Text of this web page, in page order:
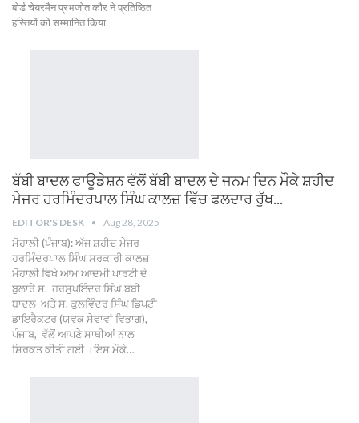
बोर्ड चेयरमैन प्रभजोत कौर ने प्रतिष्ठित
हस्तियों को सम्मानित किया
ਬੱਬੀ ਬਾਦਲ ਫਾਊਡੇਸ਼ਨ ਵੱਲੋਂ ਬੱਬੀ ਬਾਦਲ ਦੇ ਜਨਮ ਦਿਨ ਮੌਕੇ ਸ਼ਹੀਦ
ਮੇਜਰ ਹਰਮਿੰਦਰਪਾਲ ਸਿੰਘ ਕਾਲਜ਼ ਵਿੱਚ ਫਲਦਾਰ ਰੁੱਖ…
EDITOR'S DESK Aug 28, 2025
ਮੋਹਾਲੀ (ਪੰਜਾਬ): ਅੱਜ ਸ਼ਹੀਦ ਮੇਜਰ
ਹਰਮਿੰਦਰਪਾਲ ਸਿੰਘ ਸਰਕਾਰੀ ਕਾਲਜ਼
ਮੋਹਾਲੀ ਵਿਖੇ ਆਮ ਆਦਮੀ ਪਾਰਟੀ ਦੇ
ਬੁਲਾਰੇ ਸ. ਹਰਸੁਖਇੰਦਰ ਸਿੰਘ ਬਬੀ
ਬਾਦਲ ਅਤੇ ਸ. ਕੁਲਵਿੰਦਰ ਸਿੰਘ ਡਿਪਟੀ
ਡਾਇਰੈਕਟਰ (ਯੁਵਕ ਸੇਵਾਵਾਂ ਵਿਭਾਗ),
ਪੰਜਾਬ, ਵੱਲੋਂ ਆਪਣੇ ਸਾਥੀਆਂ ਨਾਲ
ਸ਼ਿਰਕਤ ਕੀਤੀ ਗਈ ।ਇਸ ਮੌਕੇ…